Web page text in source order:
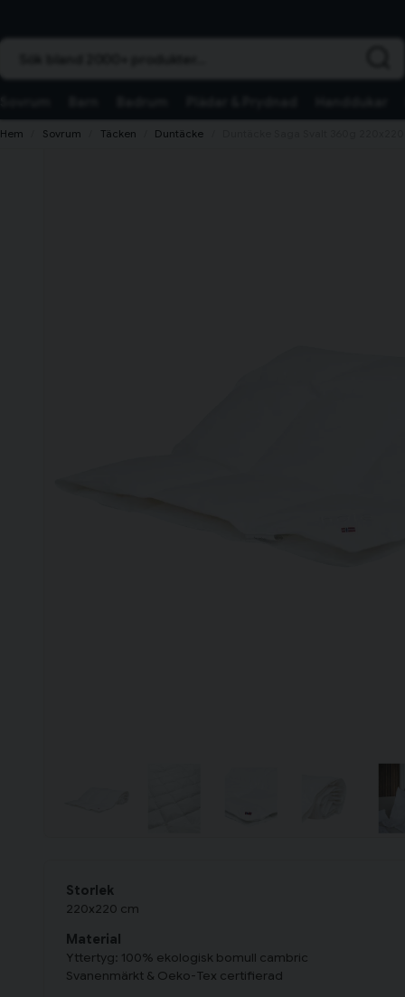
Hem Sovrum Täcken Duntäcke
Storlek
220x220 cm
Material
Yttertyg: 100% ekologisk bomull cambric
Svanenmärkt & Oeko-Tex certifierad